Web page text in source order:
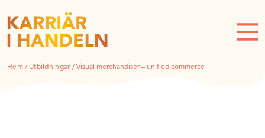
Hem/ Utbildningar /Visual merchandiser – unified commerce